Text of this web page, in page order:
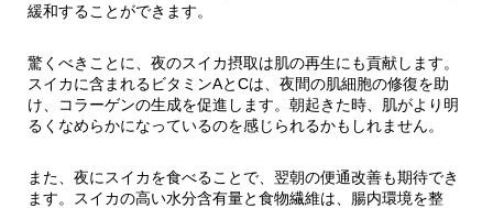
緩和することができます。
驚くべきことに、夜のスイカ摂取は肌の再生にも貢献します。
スイカに含まれるビタミンAとCは、夜間の肌細胞の修復を助
け、コラーゲンの生成を促進します。朝起きた時、肌がより明
るくなめらかになっているのを感じられるかもしれません。
また、夜にスイカを食べることで、翌朝の便通改善も期待でき
ます。スイカの高い水分含有量と食物繊維は、腸内環境を整